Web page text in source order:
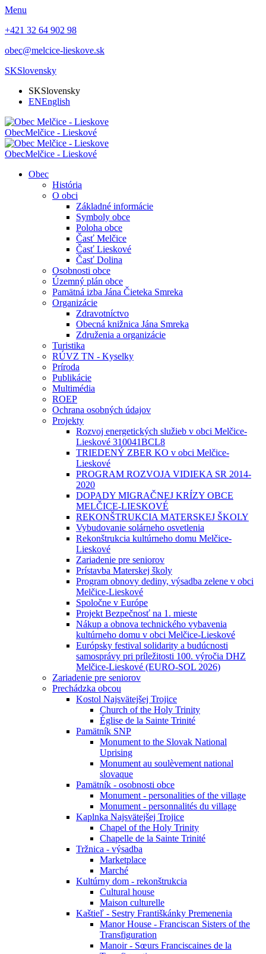
Menu
+421 32 64 902 98
obec@melcice-lieskove.sk
SKSlovensky
SKSlovensky
ENEnglish
ObecMelčice - Lieskové
ObecMelčice - Lieskové
Obec
História
O obci
Základné informácie
Symboly obce
Poloha obce
Časť Melčice
Časť Lieskové
Časť Dolina
Osobnosti obce
Územný plán obce
Pamätná izba Jána Čieteka Smreka
Organizácie
Zdravotníctvo
Obecná knižnica Jána Smreka
Združenia a organizácie
Turistika
RÚVZ TN - Kyselky
Príroda
Publikácie
Multimédia
ROEP
Ochrana osobných údajov
Projekty
Rozvoj energetických služieb v obci Melčice-
Lieskové 310041BCL8
TRIEDENÝ ZBER KO v obci Melčice-
Lieskové
PROGRAM ROZVOJA VIDIEKA SR 2014-
2020
DOPADY MIGRAČNEJ KRÍZY OBCE
MELČICE-LIESKOVÉ
REKONŠTRUKCIA MATERSKEJ ŠKOLY
Vybudovanie solárneho osvetlenia
Rekonštrukcia kultúrneho domu Melčice-
Lieskové
Zariadenie pre seniorov
Prístavba Materskej školy
Program obnovy dediny, výsadba zelene v obci
Melčice-Lieskové
Spoločne v Európe
Projekt Bezpečnosť na 1. mieste
Nákup a obnova technického vybavenia
kultúrneho domu v obci Melčice-Lieskové
Európsky festival solidarity a budúcnosti
samosprávy pri príležitosti 100. výročia DHZ
Melčice-Lieskové (EURO-SOL 2026)
Zariadenie pre seniorov
Prechádzka obcou
Kostol Najsvätejšej Trojice
Church of the Holy Trinity
Église de la Sainte Trinité
Pamätník SNP
Monument to the Slovak National
Uprising
Monument au soulèvement national
slovaque
Pamätník - osobnosti obce
Monument - personalities of the village
Monument - personnalités du village
Kaplnka Najsvätejšej Trojice
Chapel of the Holy Trinity
Chapelle de la Sainte Trinité
Tržnica - výsadba
Marketplace
Marché
Kultúrny dom - rekonštrukcia
Cultural house
Maison culturelle
Kaštieľ - Sestry Františkánky Premenenia
Manor House - Franciscan Sisters of the
Transfiguration
Manoir - Sœurs Franciscaines de la